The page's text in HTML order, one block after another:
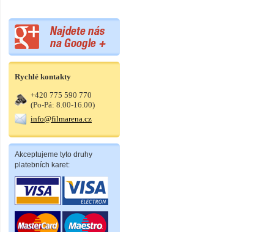
Rychlé kontakty
+420 775 590 770
(Po-Pá: 8.00-16.00)
info@filmarena.cz
Akceptujeme tyto druhy
platebních karet: